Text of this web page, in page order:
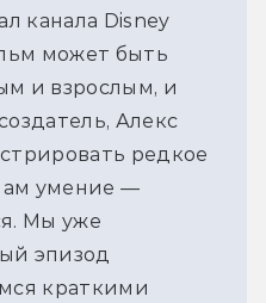
канала Disney
может быть
и взрослым, и
Алекс
редкое
умение —
Мы уже
эпизод
краткими